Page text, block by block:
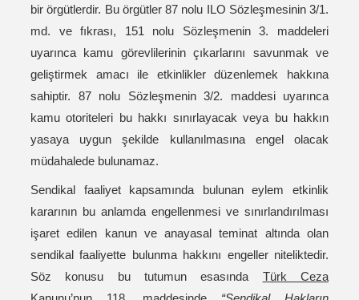
bir örgütlerdir. Bu örgütler 87 nolu ILO Sözleşmesinin 3/1.
md. ve fıkrası, 151 nolu Sözleşmenin 3. maddeleri
uyarınca kamu görevlilerinin çıkarlarını savunmak ve
geliştirmek amacı ile etkinlikler düzenlemek hakkına
sahiptir. 87 nolu Sözleşmenin 3/2. maddesi uyarınca
kamu otoriteleri bu hakkı sınırlayacak veya bu hakkın
yasaya uygun şekilde kullanılmasına engel olacak
müdahalede bulunamaz.
Sendikal faaliyet kapsamında bulunan eylem etkinlik
kararının bu anlamda engellenmesi ve sınırlandırılması
işaret edilen kanun ve anayasal teminat altında olan
sendikal faaliyette bulunma hakkını engeller niteliktedir.
Söz konusu bu tutumun esasında Türk Ceza